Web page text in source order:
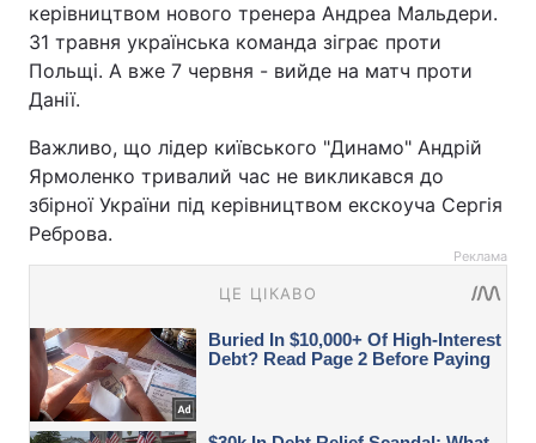
керівництвом нового тренера Андреа Мальдери.
31 травня українська команда зіграє проти
Польщі. А вже 7 червня - вийде на матч проти
Данії.
Важливо, що лідер київського "Динамо" Андрій
Ярмоленко тривалий час не викликався до
збірної України під керівництвом екскоуча Сергія
Реброва.
Реклама